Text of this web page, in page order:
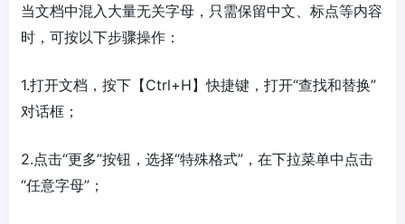
当文档中混入大量无关字母，只需保留中文、标点等内容
时，可按以下步骤操作：
1.打开文档，按下【Ctrl+H】快捷键，打开“查找和替换”
对话框；
2.点击“更多”按钮，选择“特殊格式”，在下拉菜单中点击
“任意字母”；